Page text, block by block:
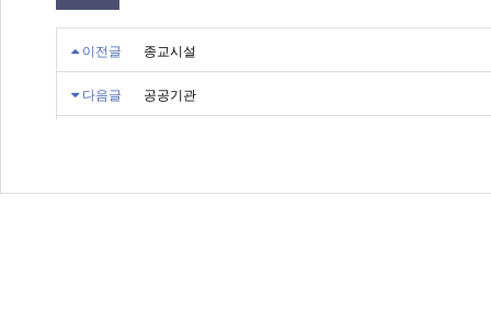
이전글 종교시설
다음글 공공기관